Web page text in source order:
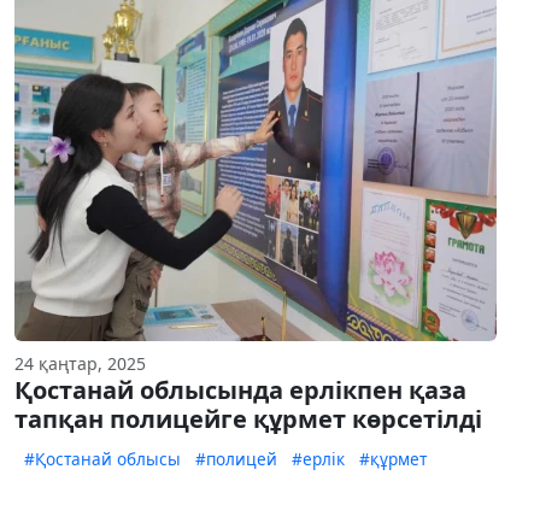
24 қаңтар, 2025
Қостанай облысында ерлікпен қаза
тапқан полицейге құрмет көрсетілді
#Қостанай облысы #полицей #ерлік #құрмет